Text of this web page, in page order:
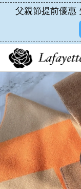
父親節提前優惠